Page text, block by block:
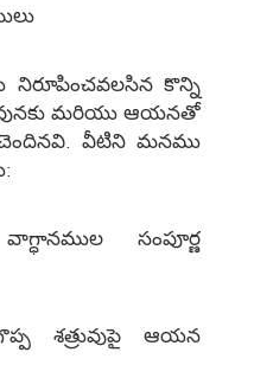
కొన్ని
మరియు ఆయనతో
చెందినవి. వీటిని మనము
సంపూర్ణ
శత్రువుపై ఆయన